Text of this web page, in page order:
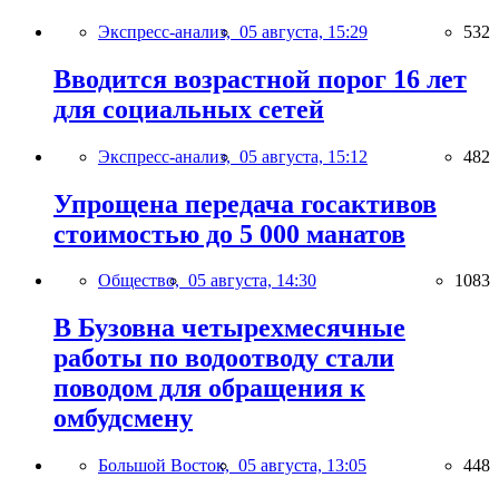
Экспресс-анализ, 05 августа, 15:29 532
Вводится возрастной порог 16 лет
для социальных сетей
Экспресс-анализ, 05 августа, 15:12 482
Упрощена передача госактивов
стоимостью до 5 000 манатов
Общество, 05 августа, 14:30 1083
В Бузовна четырехмесячные
работы по водоотводу стали
поводом для обращения к
омбудсмену
Большой Восток, 05 августа, 13:05 448